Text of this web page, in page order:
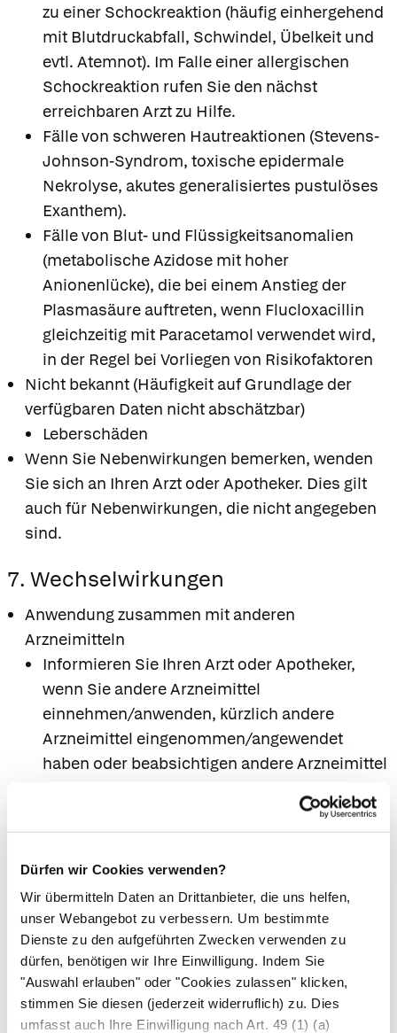
Dürfen wir Cookies verwenden?
Wir übermitteln Daten an Drittanbieter, die uns helfen,
unser Webangebot zu verbessern. Um bestimmte
Dienste zu den aufgeführten Zwecken verwenden zu
dürfen, benötigen wir Ihre Einwilligung. Indem Sie
"Auswahl erlauben" oder "Cookies zulassen" klicken,
stimmen Sie diesen (jederzeit widerruflich) zu. Dies
umfasst auch Ihre Einwilligung nach Art. 49 (1) (a)
zu einer Schockreaktion (häufig einhergehend
mit Blutdruckabfall, Schwindel, Übelkeit und
evtl. Atemnot). Im Falle einer allergischen
Schockreaktion rufen Sie den nächst
erreichbaren Arzt zu Hilfe.
Fälle von schweren Hautreaktionen (Stevens-
Johnson-Syndrom, toxische epidermale
Nekrolyse, akutes generalisiertes pustulöses
Exanthem).
Fälle von Blut- und Flüssigkeitsanomalien
(metabolische Azidose mit hoher
Anionenlücke), die bei einem Anstieg der
Plasmasäure auftreten, wenn Flucloxacillin
gleichzeitig mit Paracetamol verwendet wird,
in der Regel bei Vorliegen von Risikofaktoren
Nicht bekannt (Häufigkeit auf Grundlage der
verfügbaren Daten nicht abschätzbar)
Leberschäden
Wenn Sie Nebenwirkungen bemerken, wenden
Sie sich an Ihren Arzt oder Apotheker. Dies gilt
auch für Nebenwirkungen, die nicht angegeben
sind.
7. Wechselwirkungen
Anwendung zusammen mit anderen
Arzneimitteln
Informieren Sie Ihren Arzt oder Apotheker,
wenn Sie andere Arzneimittel
einnehmen/anwenden, kürzlich andere
Arzneimittel eingenommen/angewendet
haben oder beabsichtigen andere Arzneimittel
Wechselwirkungen möglich:
Probenecid (Arzneimittel gegen Gicht)
Möglicherweise leberschädigende
Substanzen oder enzyminduzierende
Substanzen, u. a. Phenobarbital
(Schlafmittel), Phenytoin, Carbamazepin
(Arzneimittel gegen Epilepsie) sowie
Rifampicin (Tuberkulosemittel). Unter